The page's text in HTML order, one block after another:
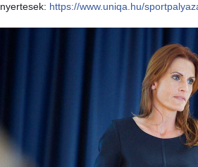
https://www.uniqa.hu/